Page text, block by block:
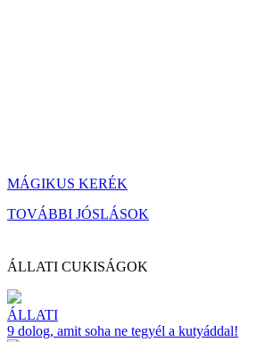
MÁGIKUS KERÉK
TOVÁBBI JÓSLÁSOK
ÁLLATI CUKISÁGOK
ÁLLATI
9 dolog, amit soha ne tegyél a kutyáddal!